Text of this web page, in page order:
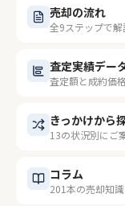
売却の流れ
全9ステップで解
査定実績デー
査定額と成約価
きっかけから
13の状況別にご
コラム
201本の売却知識